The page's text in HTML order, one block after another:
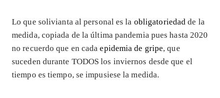
Lo que solivianta al personal es la obligatoriedadde la
medida, copiada de la última pandemia pues hasta 2020
no recuerdo que en cadaepidemia de gripe, que
suceden durante TODOS los inviernos desde que el
tiempo es tiempo, se impusiese la medida.